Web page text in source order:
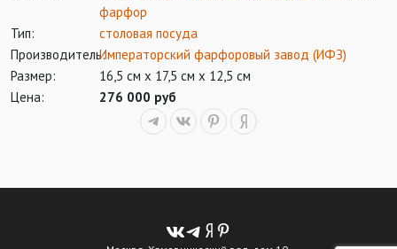
фарфор
Тип:
столовая посуда
Производитель:Императорский фарфоровый завод (ИФЗ)
Размер:
16,5 см х 17,5 см х 12,5 см
Цена:
276 000 руб